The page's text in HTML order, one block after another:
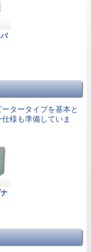
タータイプを基本と
様も準備していま